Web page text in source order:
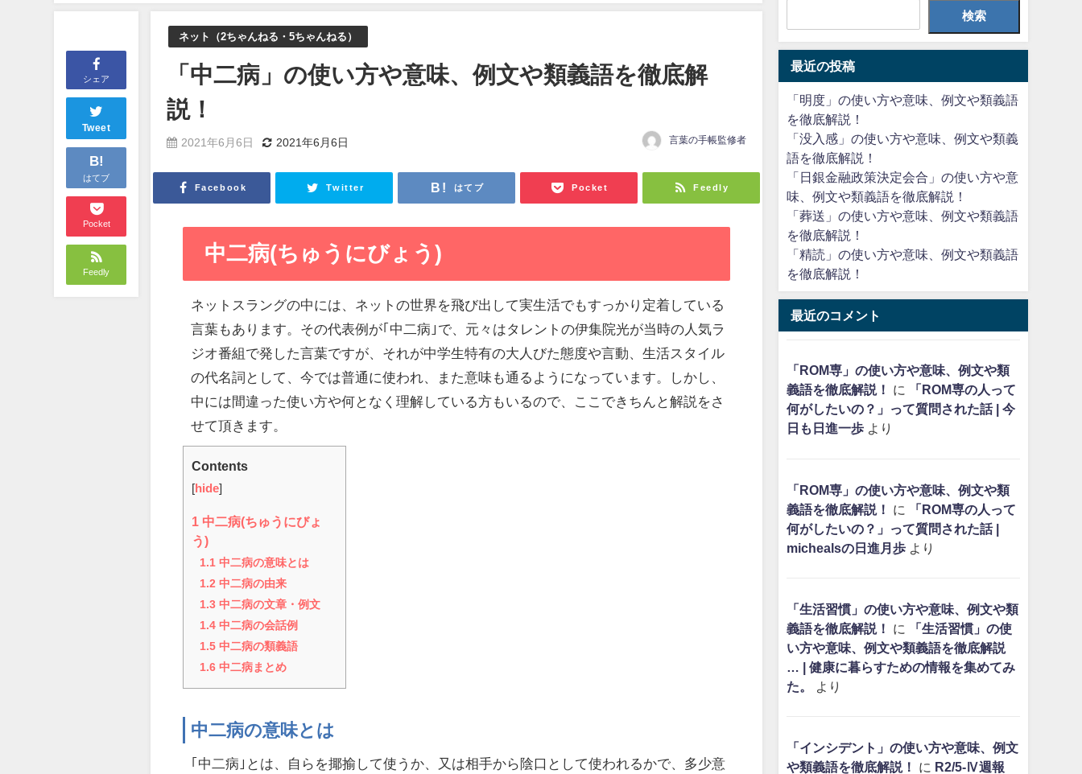
シェア
Tweet
B!
はてブ
Pocket
Feedly
ネット（2ちゃんねる・5ちゃんねる）
「中二病」の使い方や意味、例文や類義語を徹底解
説！
2021年6月6日 2021年6月6日 言葉の手帳監修者
Facebook Twitter はてブ Pocket Feedly
中二病(ちゅうにびょう)
ネットスラングの中には、ネットの世界を飛び出して実生活でもすっかり定着している
言葉もあります。その代表例が｢中二病｣で、元々はタレントの伊集院光が当時の人気ラ
ジオ番組で発した言葉ですが、それが中学生特有の大人びた態度や言動、生活スタイル
の代名詞として、今では普通に使われ、また意味も通るようになっています。しかし、
中には間違った使い方や何となく理解している方もいるので、ここできちんと解説をさ
せて頂きます。
Contents
[ hide]
1
中二病(ちゅうにびょ
う)
1.1 中二病の意味とは
1.2 中二病の由来
1.3 中二病の文章・例文
1.4 中二病の会話例
1.5 中二病の類義語
1.6 中二病まとめ
中二病の意味とは
｢中二病｣とは、自らを揶揄して使うか、又は相手から陰口として使われるかで、多少意
検索
最近の投稿
「明度」の使い方や意味、例文や類義語
を徹底解説！
「没入感」の使い方や意味、例文や類義
語を徹底解説！
「日銀金融政策決定会合」の使い方や意
味、例文や類義語を徹底解説！
「葬送」の使い方や意味、例文や類義語
を徹底解説！
「精読」の使い方や意味、例文や類義語
を徹底解説！
最近のコメント
「ROM専」の使い方や意味、例文や類
義語を徹底解説！
に
「ROM専の人って
何がしたいの？」って質問された話 | 今
日も日進一歩より
「ROM専」の使い方や意味、例文や類
義語を徹底解説！
に
「ROM専の人って
何がしたいの？」って質問された話 |
michealsの日進月歩より
「生活習慣」の使い方や意味、例文や類
義語を徹底解説！
に
「生活習慣」の使
い方や意味、例文や類義語を徹底解説
… | 健康に暮らすための情報を集めてみ
た。
より
「インシデント」の使い方や意味、例文
や類義語を徹底解説！
に R2/5-Ⅳ週報